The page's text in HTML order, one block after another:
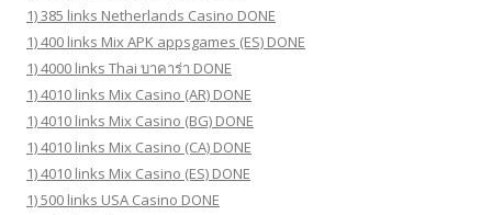
1) 385 links Netherlands Casino DONE
1) 400 links Mix APK appsgames (ES) DONE
1) 4000 links Thai บาคาร่า DONE
1) 4010 links Mix Casino (AR) DONE
1) 4010 links Mix Casino (BG) DONE
1) 4010 links Mix Casino (CA) DONE
1) 4010 links Mix Casino (ES) DONE
1) 500 links USA Casino DONE